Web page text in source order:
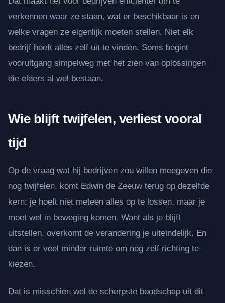
verkennen waar ze staan, wat er beschikbaar is en
welke vragen ze eigenlijk moeten stellen. Niet elk
bedrijf hoeft alles zelf uit te vinden. Soms begint
vooruitgang simpelweg met het zien van oplossingen
die elders al wel bestaan.
Wie blijft twijfelen, verliest vooral
tijd
Op de vraag wat hij bedrijven zou willen meegeven die
nog twijfelen, komt Edwin de Zeeuw terug op dezelfde
kern: je hoeft niet meteen alles op te lossen, maar je
moet wel in beweging komen. Want als je blijft
uitstellen, overkomt de verandering je uiteindelijk. En
dan is er veel minder ruimte om nog zelf richting te
kiezen.
Dat is misschien wel de scherpste boodschap uit dit